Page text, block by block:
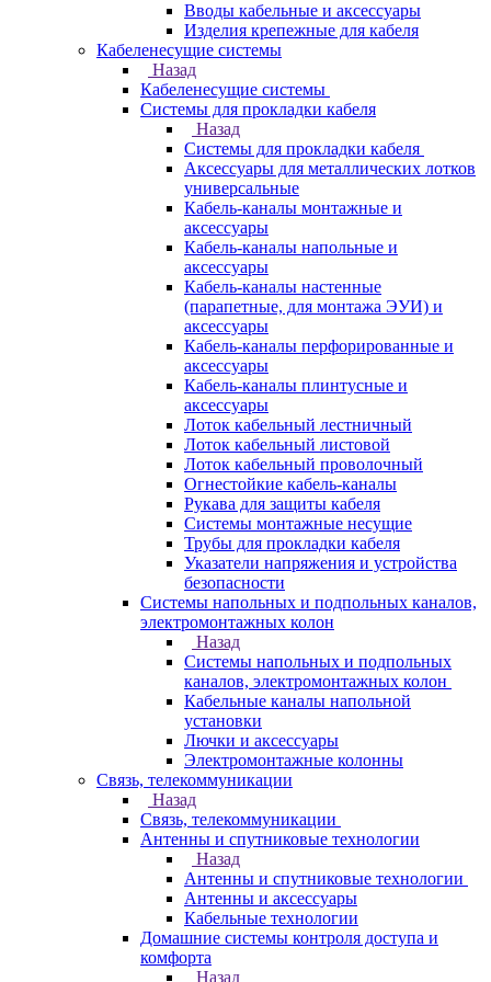
Вводы кабельные и аксессуары
Изделия крепежные для кабеля
Кабеленесущие системы
Назад
Кабеленесущие системы
Системы для прокладки кабеля
Назад
Системы для прокладки кабеля
Аксессуары для металлических лотков
универсальные
Кабель-каналы монтажные и
аксессуары
Кабель-каналы напольные и
аксессуары
Кабель-каналы настенные
(парапетные, для монтажа ЭУИ) и
аксессуары
Кабель-каналы перфорированные и
аксессуары
Кабель-каналы плинтусные и
аксессуары
Лоток кабельный лестничный
Лоток кабельный листовой
Лоток кабельный проволочный
Огнестойкие кабель-каналы
Рукава для защиты кабеля
Системы монтажные несущие
Трубы для прокладки кабеля
Указатели напряжения и устройства
безопасности
Системы напольных и подпольных каналов,
электромонтажных колон
Назад
Системы напольных и подпольных
каналов, электромонтажных колон
Кабельные каналы напольной
установки
Лючки и аксессуары
Электромонтажные колонны
Связь, телекоммуникации
Назад
Связь, телекоммуникации
Антенны и спутниковые технологии
Назад
Антенны и спутниковые технологии
Антенны и аксессуары
Кабельные технологии
Домашние системы контроля доступа и
комфорта
Назад